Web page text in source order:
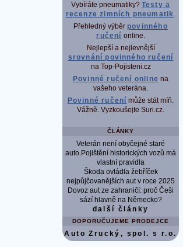
Vybíráte pneumatiky? Testy a
recenze zimních pneumatik .
Přehledný výběr povinného
ručení online.
Nejlepší a nejlevnější
srovnání povinného ručení
na Top-Pojisteni.cz
Povinné ručení online na
vašeho veterána.
Povinné ručení může stát míň.
Vážně. Vyzkoušejte Suri.cz.
ČLÁNKY
Veterán není obyčejné staré
auto.Pojištění historických vozů má
vlastní pravidla
Škoda ovládla žebříček
nejpůjčovanějších aut v roce 2025
Dovoz aut ze zahraničí: proč Češi
sází hlavně na Německo?
další články
DOPORUČUJEME PRODEJCE
Auto Zrucký, spol. s r.o.